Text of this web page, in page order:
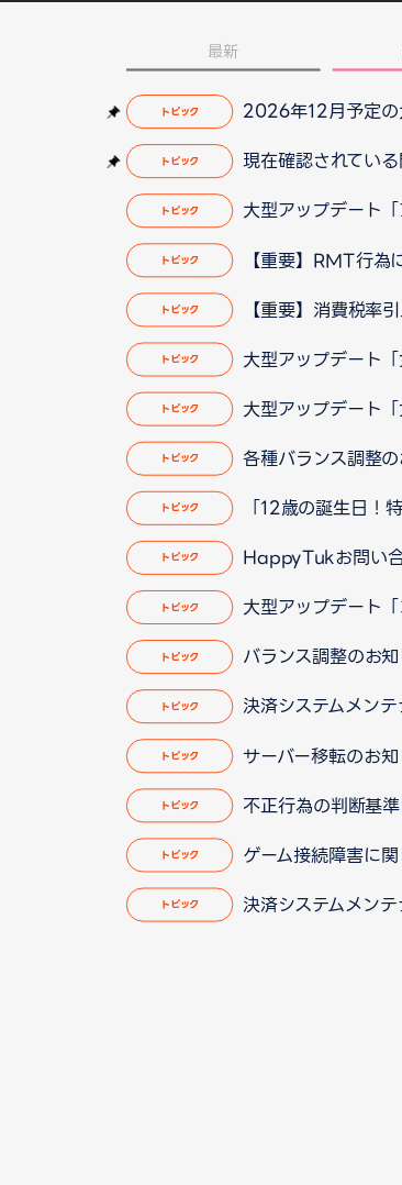
最新
トピック 2026年12月予定の
トピック 現在確認されてい
トピック 大型アップデート
トピック 【重要】RMT行為
トピック 【重要】消費税率
トピック 大型アップデート
トピック 大型アップデート
トピック 各種バランス調整
トピック 「12歳の誕生日！
トピック HappyTukお問い
トピック 大型アップデート
トピック バランス調整のお
トピック 決済システムメン
トピック サーバー移転のお
トピック 不正行為の判断基
トピック ゲーム接続障害に関
トピック 決済システムメン